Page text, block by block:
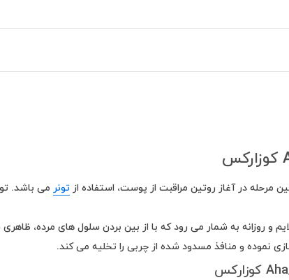
در آغاز روتین مراقبت از پوست، استفاده از تونر
نموده و منافذ مسدود شده از چربی را تخلیه می کند.